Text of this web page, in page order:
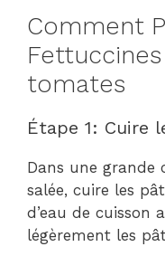
Comment
tomates
Étape 1: Cuire
Dans une grande
salée, cuire les
d’eau de cuisson
légèrement les